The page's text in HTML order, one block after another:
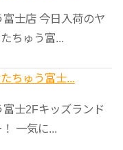
士店 今日入荷のヤ
ちゅう富...
ちゅう富士...
士2Fキッズランド
一気に...